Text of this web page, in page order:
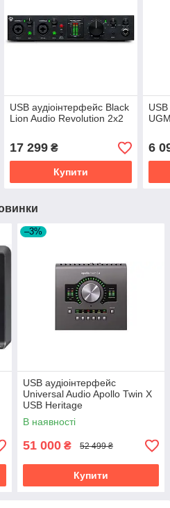
USB аудіоінтерфейс Black
Lion Audio Revolution 2x2
17 299₴
Купити
6
–3%
USB аудіоінтерфейс
Universal Audio Apollo Twin X
USB Heritage
В наявності
51 000 ₴ 52 499 ₴
Купити